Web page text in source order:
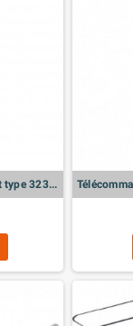
Robinet flotteur Geberit type 323 alimentation par le bas, 3/8", mamelon en laiton